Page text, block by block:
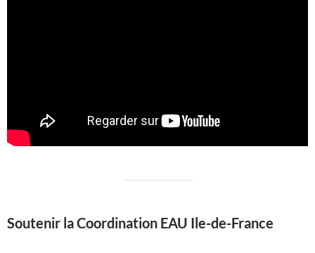
Soutenir la Coordination EAU Ile-de-France